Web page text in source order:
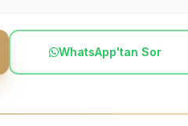
WhatsApp'tan Sor